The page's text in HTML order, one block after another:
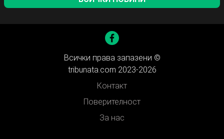
Всички права запазени ©
tribunata.com 2023-2026
Контакт
Поверителност
За нас